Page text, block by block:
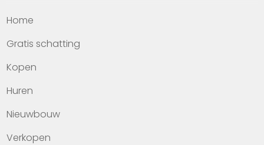
Home
Gratis schatting
Kopen
Huren
Nieuwbouw
Verkopen